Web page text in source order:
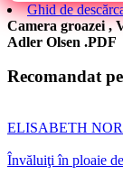
Ghid de
Camera groazei ,
Adler Olsen .PDF
Recomandat
ELISABETH
Învăluiţi în ploaie